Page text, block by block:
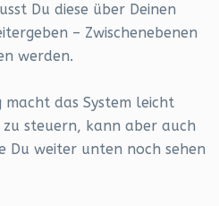
Du diese über Deinen
– Zwischenebenen
werden.
macht das System leicht
steuern, kann aber auch
Du weiter unten noch sehen